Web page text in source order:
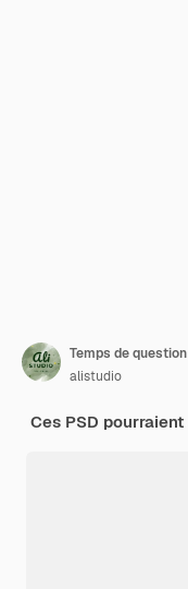
alistudio
Ces PSD